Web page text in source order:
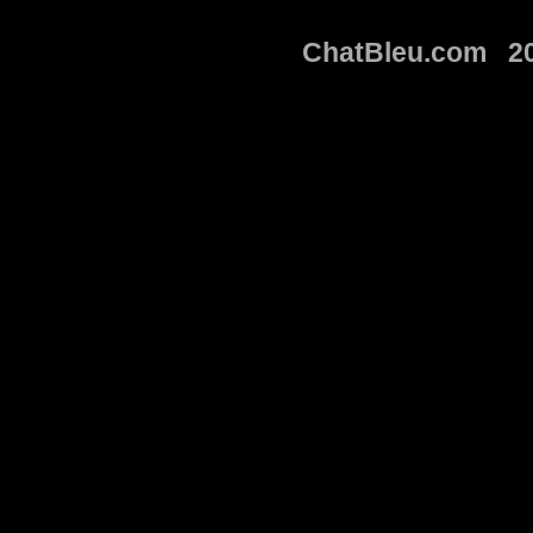
ChatBleu.com